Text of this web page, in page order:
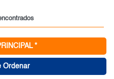
*
Ordenar